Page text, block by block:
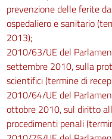
prevenzione delle ferite
ospedaliero e sanitario
2013);
2010/63/UE del
settembre 2010, sulla
scientifici (termine di
2010/64/UE del
ottobre 2010, sul diritto
procedimenti penali